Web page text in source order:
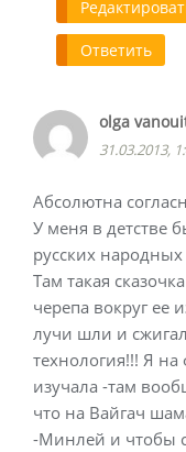
Ответить
olga
31.03.2013,
Абсолютна
У меня в детстве
русских
Там такая
черепа вокруг ее
лучи шли и
технология!!! Я на
изучала -там
что на Вайгач
-Минлей и чтобы